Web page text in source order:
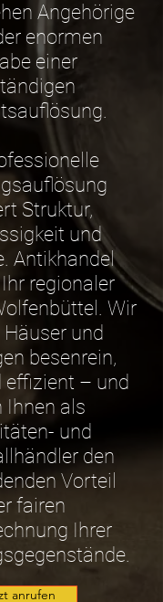
Angehörige
enormen
einer
Struktur,
und
Antikhandel
regionaler
Wir
und
besenrein,
effizient – und
Ihnen als
und
den
Vorteil
fairen
Ihrer
anrufen